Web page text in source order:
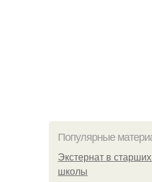
Популярные
Экстернат в
школы